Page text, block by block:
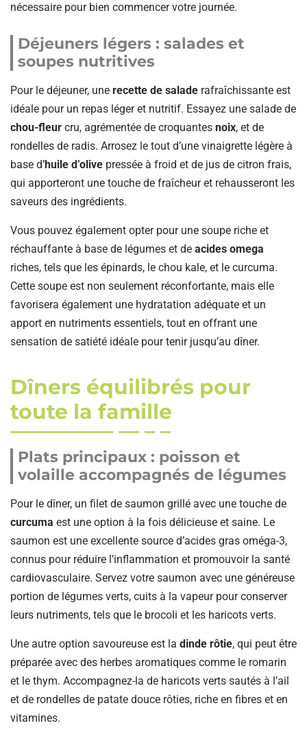
nécessaire pour bien commencer votre journée.
Déjeuners légers : salades et
soupes nutritives
Pour le déjeuner, une recette de salade rafraîchissante est
idéale pour un repas léger et nutritif. Essayez une salade de
chou-fleur cru, agrémentée de croquantes noix, et de
rondelles de radis. Arrosez le tout d’une vinaigrette légère à
base d’huile d’olive pressée à froid et de jus de citron frais,
qui apporteront une touche de fraîcheur et rehausseront les
saveurs des ingrédients.
Vous pouvez également opter pour une soupe riche et
réchauffante à base de légumes et de acides omega
riches, tels que les épinards, le chou kale, et le curcuma.
Cette soupe est non seulement réconfortante, mais elle
favorisera également une hydratation adéquate et un
apport en nutriments essentiels, tout en offrant une
sensation de satiété idéale pour tenir jusqu’au dîner.
Dîners équilibrés pour
toute la famille
Plats principaux : poisson et
volaille accompagnés de légumes
Pour le dîner, un filet de saumon grillé avec une touche de
curcuma est une option à la fois délicieuse et saine. Le
saumon est une excellente source d’acides gras oméga-3,
connus pour réduire l’inflammation et promouvoir la santé
cardiovasculaire. Servez votre saumon avec une généreuse
portion de légumes verts, cuits à la vapeur pour conserver
leurs nutriments, tels que le brocoli et les haricots verts.
Une autre option savoureuse est la dinde rôtie, qui peut être
préparée avec des herbes aromatiques comme le romarin
et le thym. Accompagnez-la de haricots verts sautés à l’ail
et de rondelles de patate douce rôties, riche en fibres et en
vitamines.